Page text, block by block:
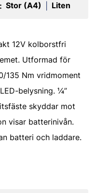
Stor (A4) Liten
12V kolborstfri
Utformad för
135 Nm vridmoment
belysning. ¼”
skyddar mot
visar batterinivån.
batteri och laddare.